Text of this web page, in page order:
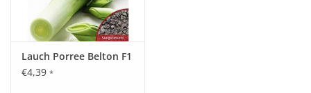
Lauch Porree Belton F1
€4,39 *